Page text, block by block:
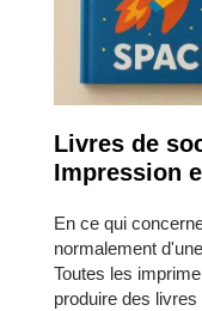
Livres de
Impression
En ce qui
normalement
Toutes les
produire des